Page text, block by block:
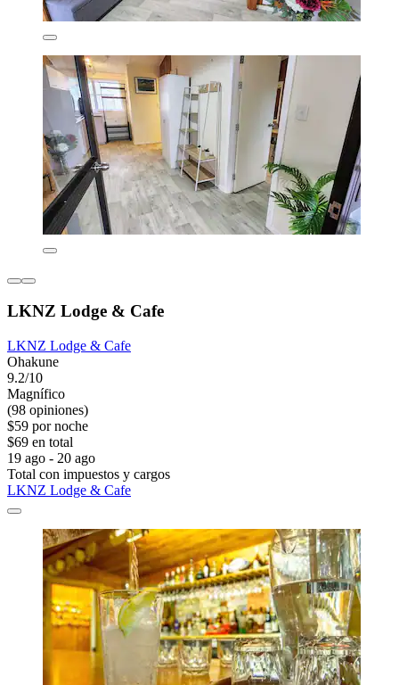
LKNZ Lodge & Cafe
LKNZ Lodge & Cafe
Ohakune
9.2/10
Magnífico
(98 opiniones)
$59 por noche
$69 en total
19 ago - 20 ago
Total con impuestos y cargos
LKNZ Lodge & Cafe